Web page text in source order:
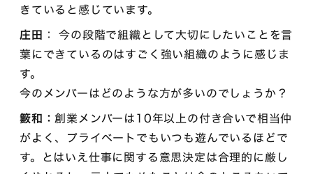
きていると感じています。
庄田 ： 今の段階で組織として大切にしたいことを言
葉にできているのはすごく強い組織のように感じま
す。
今のメンバーはどのような方が多いのでしょうか？
籔和：創業メンバーは10年以上の付き合いで相当仲
がよく、プライベートでもいつも遊んでいるほどで
す。とはいえ仕事に関する意思決定は合理的に厳し